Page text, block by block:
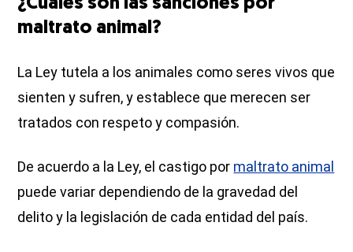
maltrato animal?
La Ley tutela a los animales como seres vivos que
sienten y sufren, y establece que merecen ser
tratados con respeto y compasión.
De acuerdo a la Ley, el castigo por maltrato animal
puede variar dependiendo de la gravedad del
delito y la legislación de cada entidad del país.